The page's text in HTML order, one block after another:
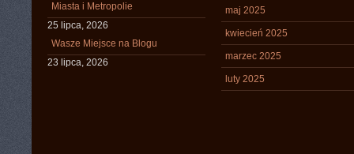
Miasta i Metropolie
25 lipca, 2026
Wasze Miejsce na Blogu
23 lipca, 2026
maj 2025
kwiecień 2025
marzec 2025
luty 2025